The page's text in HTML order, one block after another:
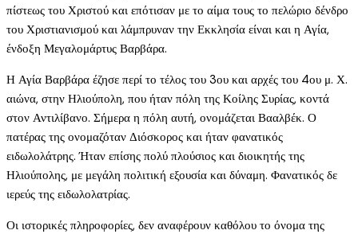
πίστεως του Χριστού και επότισαν με το αίμα τους το πελώριο δένδρο
του Χριστιανισμού και λάμπρυναν την Εκκλησία είναι και η Αγία,
ένδοξη Μεγαλομάρτυς Βαρβάρα.
Η Αγία Βαρβάρα έζησε περί το τέλος του 3ου και αρχές του 4ου μ. Χ.
αιώνα, στην Ηλιούπολη, που ήταν πόλη της Κοίλης Συρίας, κοντά
στον Αντιλίβανο. Σήμερα η πόλη αυτή, ονομάζεται Βααλβέκ. Ο
πατέρας της ονομαζόταν Διόσκορος και ήταν φανατικός
ειδωλολάτρης. Ήταν επίσης πολύ πλούσιος και διοικητής της
Ηλιούπολης, με μεγάλη πολιτική εξουσία και δύναμη. Φανατικός δε
ιερεύς της ειδωλολατρίας.
Οι ιστορικές πληροφορίες, δεν αναφέρουν καθόλου το όνομα της